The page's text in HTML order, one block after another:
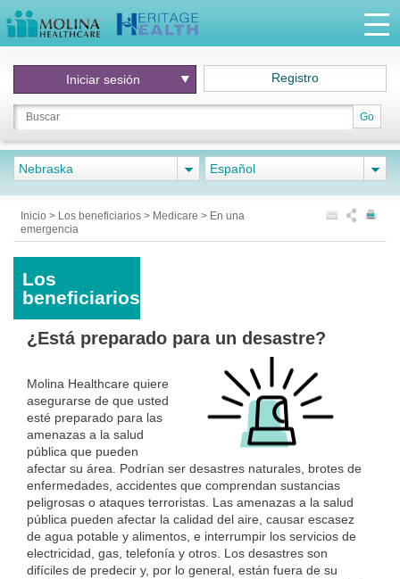
Go
Iniciar sesión Registro
Nebraska Español
Inicio > Los beneficiarios > Medicare > En una
emergencia
Los
beneficiarios
¿Está preparado para un desastre?
Molina Healthcare quiere
asegurarse de que usted
esté preparado para las
amenazas a la salud
pública que pueden
afectar su área. Podrían ser desastres naturales, brotes de
enfermedades, accidentes que comprendan sustancias
peligrosas o ataques terroristas. Las amenazas a la salud
pública pueden afectar la calidad del aire, causar escasez
de agua potable y alimentos, e interrumpir los servicios de
electricidad, gas, telefonía y otros. Los desastres son
difíciles de predecir y, por lo general, están fuera de su